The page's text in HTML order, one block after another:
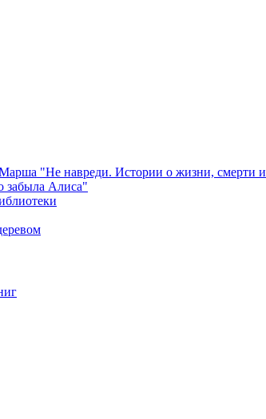
"Не навреди. Истории о жизни, смерти
забыла Алиса"